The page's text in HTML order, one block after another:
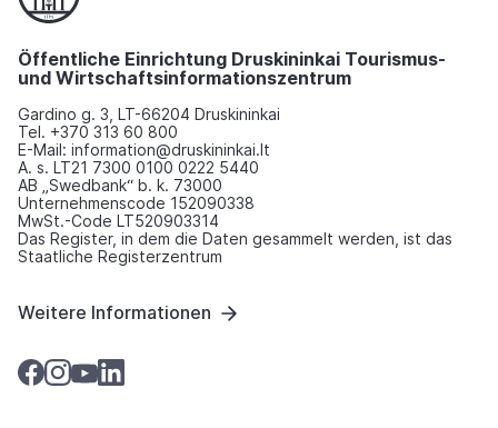
Öffentliche Einrichtung Druskininkai Tourismus-
und Wirtschaftsinformationszentrum
Gardino g. 3, LT-66204 Druskininkai
Tel. +370 313 60 800
E-Mail: information@druskininkai.lt
A. s. LT21 7300 0100 0222 5440
AB „Swedbank“ b. k. 73000
Unternehmenscode 152090338
MwSt.-Code LT520903314
Das Register, in dem die Daten gesammelt werden, ist das
Staatliche Registerzentrum
Weitere Informationen